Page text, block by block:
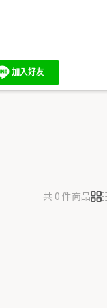
共 0 件商品